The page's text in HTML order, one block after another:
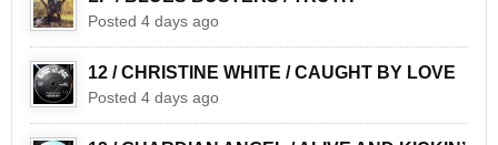
Posted 4 days ago
12 / CHRISTINE WHITE / CAUGHT BY LOVE
Posted 4 days ago